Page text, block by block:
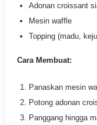
Adonan croissant
Mesin waffle
Topping (madu,
Cara Membuat:
Panaskan mesin
Potong adonan
Panggang hingga